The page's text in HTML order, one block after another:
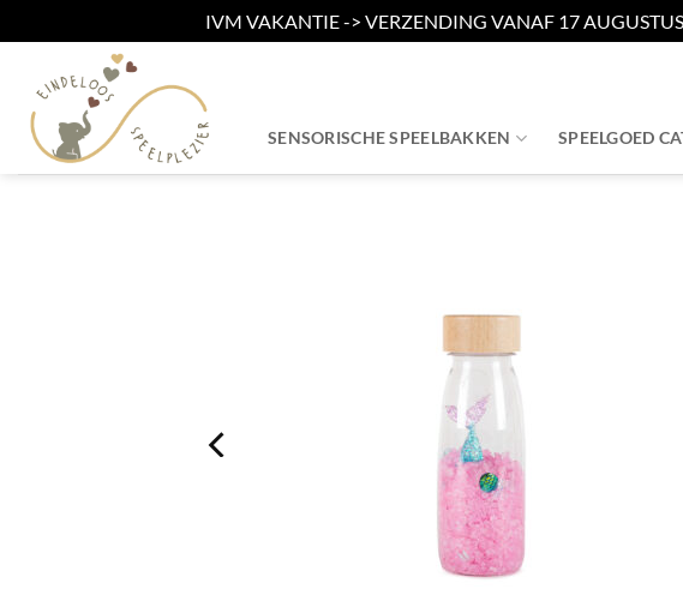
IVM VAKANTIE -> VERZENDING VANAF 17
inhoud
SENSORISCHE SPEELBAKKEN SPEELGOED